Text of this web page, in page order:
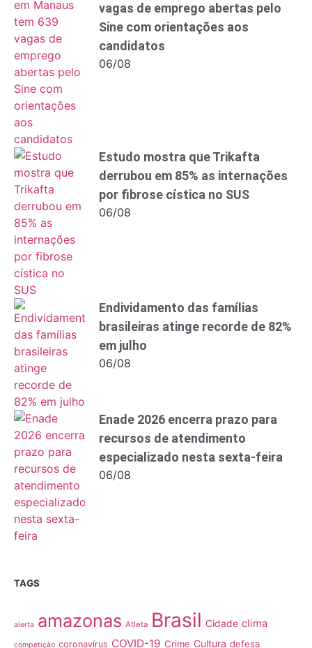
vagas de emprego abertas pelo
Sine com orientações aos
candidatos
06/08
Estudo mostra que Trikafta
derrubou em 85% as internações
por fibrose cística no SUS
06/08
Endividamento das famílias
brasileiras atinge recorde de 82%
em julho
06/08
Enade 2026 encerra prazo para
recursos de atendimento
especializado nesta sexta-feira
06/08
TAGS
alerta amazonas Atleta Brasil Cidade clima
competição coronavírus COVID-19 Crime Cultura defesa